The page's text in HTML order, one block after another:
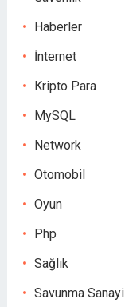
Haberler
İnternet
Kripto Para
MySQL
Network
Otomobil
Oyun
Php
Sağlık
Savunma Sanayi